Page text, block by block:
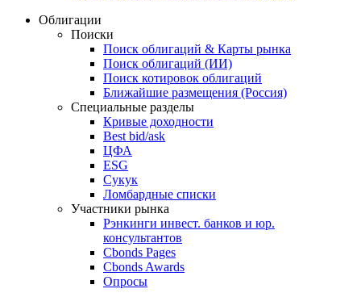
Облигации
Поиски
Поиск облигаций & Карты рынка
Поиск облигаций (ИИ)
Поиск котировок облигаций
Ближайшие размещения (Россия)
Специальные разделы
Кривые доходности
Best bid/ask
ЦФА
ESG
Сукук
Ломбардные списки
Участники рынка
Рэнкинги инвест. банков и юр.
консультантов
Cbonds Pages
Cbonds Awards
Опросы